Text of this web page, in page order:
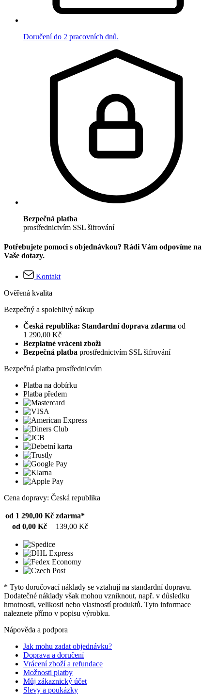
Doručení do 2 pracovních dnů.
Bezpečná platba
prostřednictvím SSL šifrování
Potřebujete pomoci s objednávkou? Rádi Vám odpovíme na
Vaše dotazy.
Kontakt
Ověřená kvalita
Bezpečný a spolehlivý nákup
Česká republika: Standardní doprava zdarma od
1 290,00 Kč
Bezplatné vrácení zboží
Bezpečná platba prostřednictvím SSL šifrování
Bezpečná platba prostřednicvím
Platba na dobírku
Platba předem
Cena dopravy: Česká republika
od 1 290,00 Kč zdarma*
od 0,00 Kč
139,00 Kč
* Tyto doručovací náklady se vztahují na standardní dopravu.
Dodatečné náklady však mohou vzniknout, např. v důsledku
hmotnosti, velikosti nebo vlastností produktů. Tyto informace
naleznete přímo v popisu výrobku.
Nápověda a podpora
Jak mohu zadat objednávku?
Doprava a doručení
Vrácení zboží a refundace
Možnosti platby
Můj zákaznický účet
Slevy a poukázky